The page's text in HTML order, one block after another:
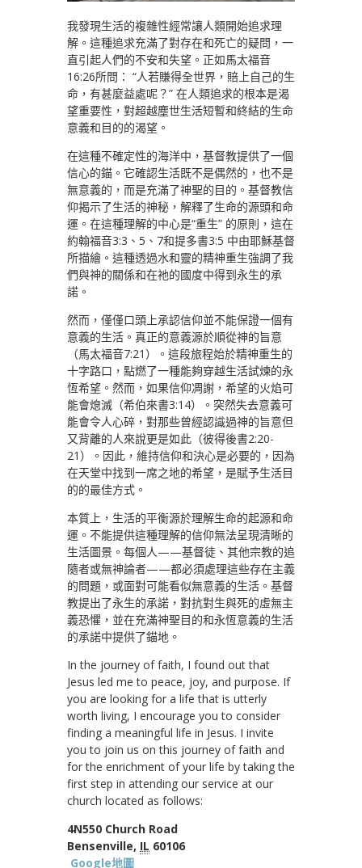
我發現生活的複雜性經常讓人類開始追求理
解。這種追求充滿了對存在和死亡的疑問，一
直引起人們的不安和失望。正如馬太福音
16:26所問： “人若賺得全世界，賠上自己的生
命，有甚麼益處呢？” 在人類追求的根本是渴
望重要性，對超越塵世生活短暫和終結的生命
意義和目的的渴望。
在這種不確定性的海洋中，基督教提供了一個
信心的錨。它確認生活既不是偶然的，也不是
無意義的，而是充滿了神聖的目的。基督教信
仰揭示了生活的神秘，解釋了生命的源頭和命
運。在這種理解的中心是“重生” 的原則，這在
約翰福音3:3、5、7和提多書3:5 中由耶穌基督
所描繪。這種透過水和靈的精神重生強調了我
們與神的關係和在祂的國度中得到永生的承
諾。
然而，僅僅口頭上承認信仰並不能保證一個有
意義的生活。真正的意義源於順從神的旨意
（馬太福音7:21）。這段旅程始於精神重生的
十字路口，點燃了一種能夠穿越生活試煉的永
恆希望。然而，如果信仰凋謝，希望的火焰可
能會熄滅（希伯來書3:14）。突然失去意義可
能會令人心碎，對那些曾經認識過神的旨意但
又背離的人來說更是如此（彼得後書2:20-
21）。因此，維持信仰和決心是必要的，因為
在天堂中找到一席之地的希望，是賦予生活目
的的最佳方式。
本質上，生活的平衡源於理解生命的起源和命
運。不能提供這種理解的信仰無法呈現清晰的
生活圖景。每個人——基督徒、其他宗教的追
隨者或無神論者——都必須處理這些存在主義
的問題，或面對可能看似無意義的生活。基督
教提出了永生的承諾，對抗對生與死的虛無主
義恐懼，並在充滿神聖目的和永恆意義的生活
的承諾中提供了錨地。
In the journey of faith, I found out that
Jesus led me to peace, joy, and purpose. If
you are looking for a life that is utterly
worth living, I encourage you to consider
finding a meaningful life in Jesus. I invite
you to join us on this journey of faith and
for the enrichment of your life by taking the
first step in attending our service at our
church located as follows:
4N550 Church Road
Bensenville, IL 60106
Google地圖